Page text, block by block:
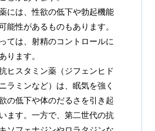
には、性欲の低下や勃起機能
能性があるものもあります。
ては、射精のコントロールに
ります。
ヒスタミン薬（ジフェンヒド
ラミンなど）は、眠気を強く
の低下や体のだるさを引き起
ます。一方で、第二世代の抗